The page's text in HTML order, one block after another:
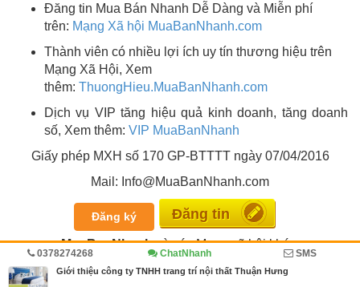
Đăng tin Mua Bán Nhanh Dễ Dàng và Miễn phí
trên: Mạng Xã hội MuaBanNhanh.com
Thành viên có nhiều lợi ích uy tín thương hiệu trên
Mạng Xã Hội, Xem
thêm: ThuongHieu.MuaBanNhanh.com
Dịch vụ VIP tăng hiệu quả kinh doanh, tăng doanh
số, Xem thêm: VIP MuaBanNhanh
Giấy phép MXH số 170 GP-BTTTT ngày 07/04/2016
Mail: Info@MuaBanNhanh.com
Đăng ký Miễn phí
MuaBanNhanhvà các Mạng xã hội khác:
0378274268 ChatNhanh SMS
Giới thiệu công ty TNHH trang trí nội thất Thuận Hưng